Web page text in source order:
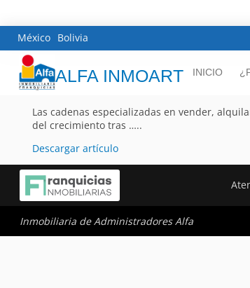
México Bolivia
ALFA INMOART INICIO
Las cadenas especializadas en vender,
del crecimiento tras …..
Descargar artículo
Inmobiliaria de Administradores Alfa